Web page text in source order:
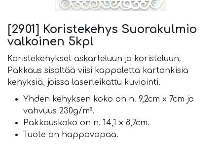
[2901] Koristekehys Suorakulmio
valkoinen 5kpl
Koristekehykset askarteluun ja koristeluun.
Pakkaus sisältää viisi kappaletta kartonkisia
kehyksiä, joissa laserleikattu kuviointi.
Yhden kehyksen koko on n. 9,2cm x 7cm ja
vahvuus 230g/m².
Pakkauskoko on n. 14,1 x 8,7cm.
Tuote on happovapaa.